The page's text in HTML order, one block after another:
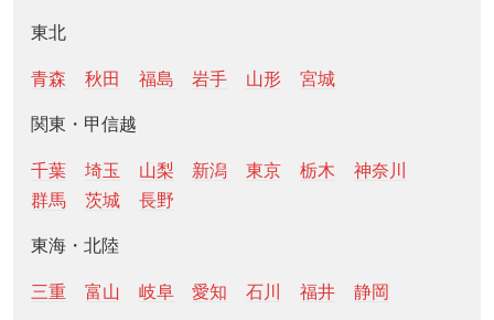
東北
青森 秋田 福島 岩手 山形 宮城
関東・甲信越
千葉 埼玉 山梨 新潟 東京 栃木
神奈川
群馬
茨城 長野
東海・北陸
三重 富山 岐阜 愛知 石川 福井 静岡